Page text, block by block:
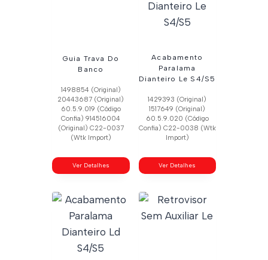
Guia Trava Do
Banco
1498854 (Original)
20443687 (Original)
60.5.9.019 (Código
Confia) 914516004
(Original) C22-0037
(Wtk Import)
Ver Detalhes
Acabamento
Paralama
Dianteiro Le S4/S5
1429393 (Original)
1517649 (Original)
60.5.9.020 (Código
Confia) C22-0038 (Wtk
Import)
Ver Detalhes